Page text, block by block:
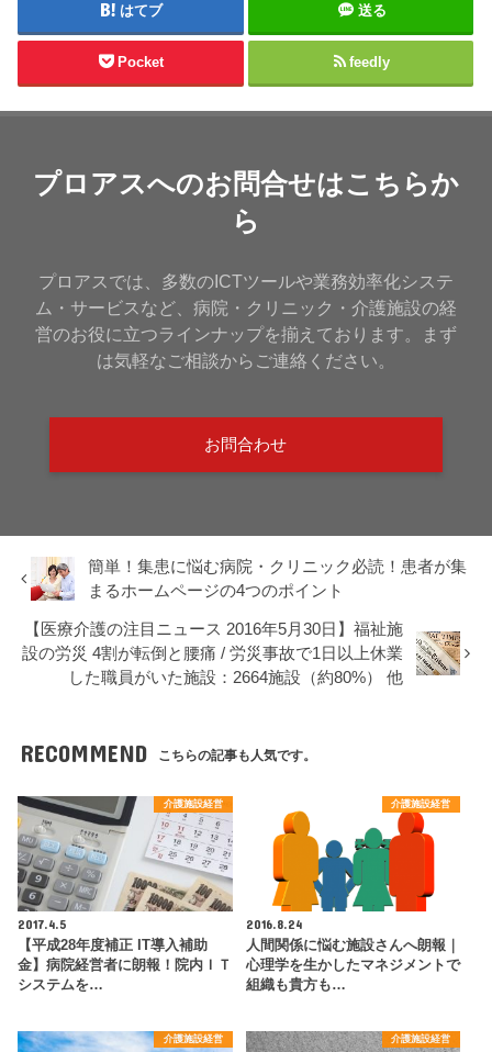
はてブ 送る
Pocket feedly
プロアスへのお問合せはこちらか
ら
プロアスでは、多数のICTツールや業務効率化システ
ム・サービスなど、病院・クリニック・介護施設の経
営のお役に立つラインナップを揃えております。まず
は気軽なご相談からご連絡ください。
お問合わせ
簡単！集患に悩む病院・クリニック必読！患者が集
まるホームページの4つのポイント
【医療介護の注目ニュース 2016年5月30日】福祉施
設の労災 4割が転倒と腰痛 / 労災事故で1日以上休業
した職員がいた施設：2664施設（約80%） 他
RECOMMEND こちらの記事も人気です。
介護施設経営
2017.4.5
【平成28年度補正 IT導入補助
金】病院経営者に朗報！院内ＩＴ
システムを…
介護施設経営
2016.8.24
人間関係に悩む施設さんへ朗報｜
心理学を生かしたマネジメントで
組織も貴方も…
介護施設経営 介護施設経営